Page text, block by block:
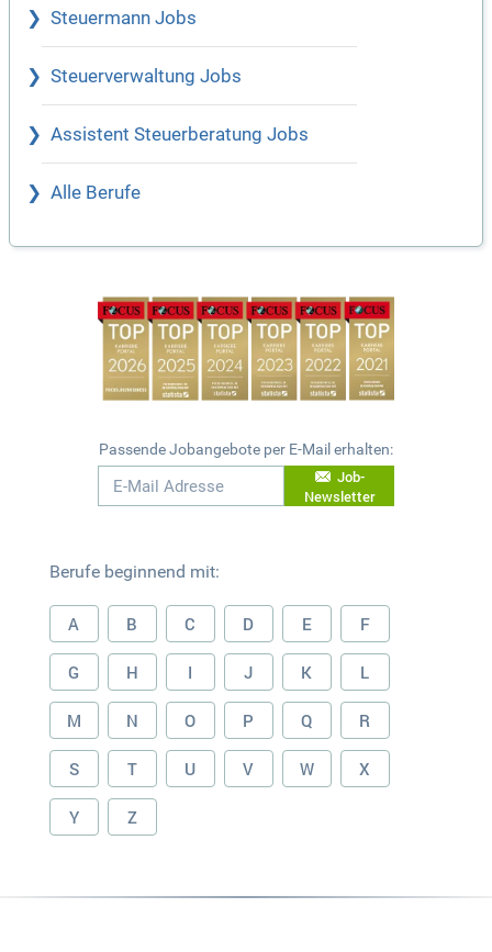
Steuermann Jobs
Steuerverwaltung Jobs
Assistent Steuerberatung Jobs
Alle Berufe
Passende Jobangebote per E-Mail erhalten:
Job-
Newsletter
Berufe beginnend mit:
A B C D E F
G H I J K L
M N O P Q R
S T U V W X
Y Z